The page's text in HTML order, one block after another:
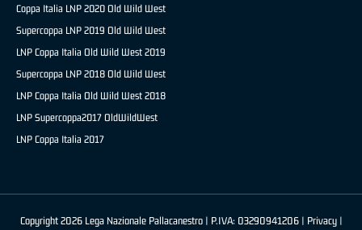
Coppa Italia LNP 2020 Old Wild West
Supercoppa LNP 2019 Old Wild West
LNP Coppa Italia Old Wild West 2019
Supercoppa LNP 2018 Old Wild West
LNP Coppa Italia Old Wild West 2018
LNP Supercoppa2017 OldWildWest
LNP Coppa Italia 2017
Copyright 2026 Lega Nazionale Pallacanestro | P.IVA: 03290941206 | Privacy|